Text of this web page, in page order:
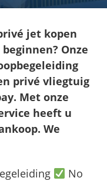
jet kopen
Onze
privé vliegtuig
Met onze
heeft u
We
No